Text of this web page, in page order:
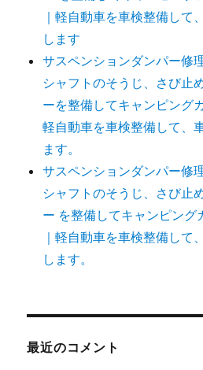
｜軽自動車を車検整備して
します
サスペンションダンパー
シャフトのそうじ、さび
ーを整備してキャンピング
軽自動車を車検整備して、
ます。
サスペンションダンパー
シャフトのそうじ、さび
ー を整備してキャンピング
｜軽自動車を車検整備して
します。
最近のコメント